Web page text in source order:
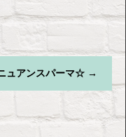
ュアンスパーマ☆ →